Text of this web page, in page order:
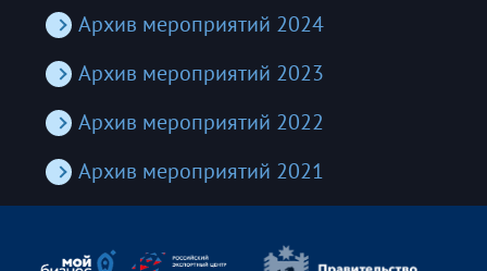
Архив мероприятий 2024
Архив мероприятий 2023
Архив мероприятий 2022
Архив мероприятий 2021